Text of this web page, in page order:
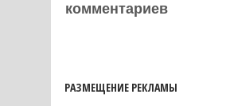
комментариев
РАЗМЕЩЕНИЕ РЕКЛАМЫ